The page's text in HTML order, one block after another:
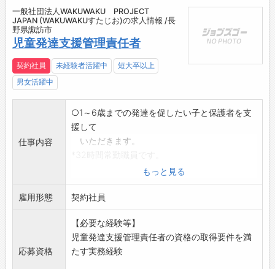
一般社団法人WAKUWAKU PROJECT
JAPAN (WAKUWAKUすたじお)の求人情報 /長
野県諏訪市
児童発達支援管理責任者
契約社員 未経験者活躍中
短大卒以上
男女活躍中
仕事内容
○1～6歳までの発達を促したい子と保護者を支
援して
いただきます。
*直接、子供と保護者に対して支援を行うための
知識は、
指導いたします。
*保護者相談、計画立案は設立者が完全サポート
*スタッフは、みな明るく楽しい職場です。
*働きながら療育を学べます。
※変更範囲:会社の定める業務
もっと見る
雇用形態 契約社員
応募資格
【必要な経験等】
児童発達支援管理責任者の資格の取得要件を満
たす実務経験